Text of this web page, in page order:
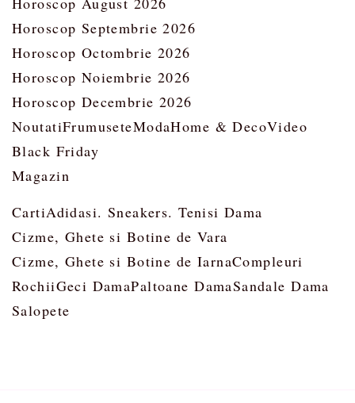
Horoscop Septembrie 2026
Horoscop Octombrie 2026
Horoscop Noiembrie 2026
Horoscop Decembrie 2026
NoutatiFrumuseteModaHome & DecoVideo
Black Friday
Magazin
CartiAdidasi. Sneakers. Tenisi Dama
Cizme, Ghete si Botine de Vara
Cizme, Ghete si Botine de IarnaCompleuri
RochiiGeci DamaPaltoane DamaSandale Dama
Salopete